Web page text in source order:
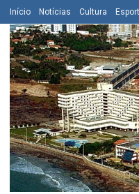
Início Notícias Cultura